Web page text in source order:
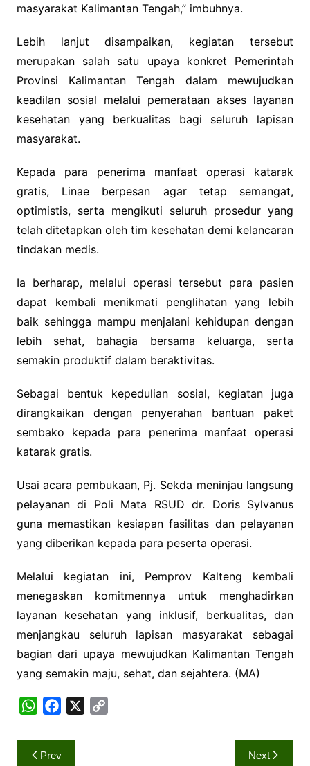
masyarakat Kalimantan Tengah,” imbuhnya.
Lebih lanjut disampaikan, kegiatan tersebut
merupakan salah satu upaya konkret Pemerintah
Provinsi Kalimantan Tengah dalam mewujudkan
keadilan sosial melalui pemerataan akses layanan
kesehatan yang berkualitas bagi seluruh lapisan
masyarakat.
Kepada para penerima manfaat operasi katarak
gratis, Linae berpesan agar tetap semangat,
optimistis, serta mengikuti seluruh prosedur yang
telah ditetapkan oleh tim kesehatan demi kelancaran
tindakan medis.
Ia berharap, melalui operasi tersebut para pasien
dapat kembali menikmati penglihatan yang lebih
baik sehingga mampu menjalani kehidupan dengan
lebih sehat, bahagia bersama keluarga, serta
semakin produktif dalam beraktivitas.
Sebagai bentuk kepedulian sosial, kegiatan juga
dirangkaikan dengan penyerahan bantuan paket
sembako kepada para penerima manfaat operasi
katarak gratis.
Usai acara pembukaan, Pj. Sekda meninjau langsung
pelayanan di Poli Mata RSUD dr. Doris Sylvanus
guna memastikan kesiapan fasilitas dan pelayanan
yang diberikan kepada para peserta operasi.
Melalui kegiatan ini, Pemprov Kalteng kembali
menegaskan komitmennya untuk menghadirkan
layanan kesehatan yang inklusif, berkualitas, dan
menjangkau seluruh lapisan masyarakat sebagai
bagian dari upaya mewujudkan Kalimantan Tengah
yang semakin maju, sehat, dan sejahtera. (MA)
W
a
t
c
e
Navigasi
Prev Next